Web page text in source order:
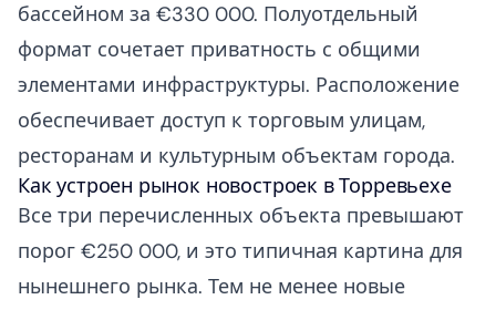
бассейном за €330 000. Полуотдельный
формат сочетает приватность с общими
элементами инфраструктуры. Расположение
обеспечивает доступ к торговым улицам,
ресторанам и культурным объектам города.
Как устроен рынок новостроек в Торревьехе
Все три перечисленных объекта превышают
порог €250 000, и это типичная картина для
нынешнего рынка. Тем не менее новые